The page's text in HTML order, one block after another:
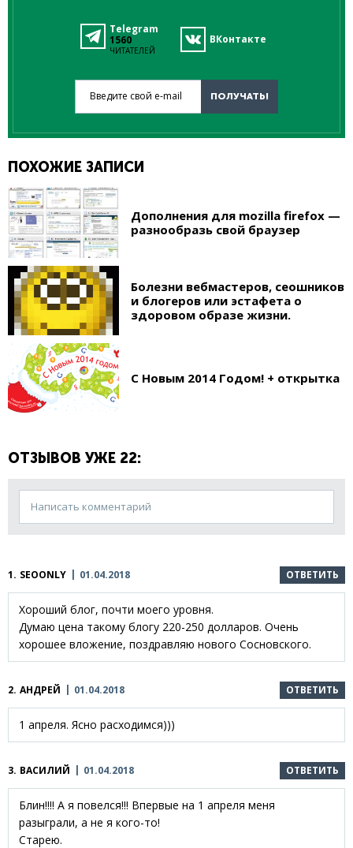
Telegram
1560
ЧИТАТЕЛЕЙ
ВКонтакте
Введите свой e-mail
ПОЛУЧАТЬ!
ПОХОЖИЕ ЗАПИСИ
Дополнения для mozilla firefox —
разнообразь свой браузер
Болезни вебмастеров, сеошников
и блогеров или эстафета о
здоровом образе жизни.
С Новым 2014 Годом! + открытка
ОТЗЫВОВ УЖЕ 22:
Написать комментарий
1. SEOONLY 01.04.2018 ОТВЕТИТЬ
Хороший блог, почти моего уровня.
Думаю цена такому блогу 220-250 долларов. Очень
хорошее вложение, поздравляю нового Сосновского.
2. АНДРЕЙ 01.04.2018 ОТВЕТИТЬ
1 апреля. Ясно расходимся)))
3. ВАСИЛИЙ 01.04.2018 ОТВЕТИТЬ
Блин!!!! А я повелся!!! Впервые на 1 апреля меня
разыграли, а не я кого-то!
Старею.